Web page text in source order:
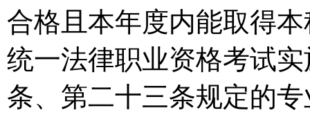
合格且本年度内能取得
统一法律职业资格考试
条、第二十三条规定的